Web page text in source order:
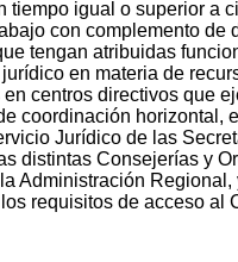
tiempo igual o superior a
con complemento de
tengan atribuidas
en materia de
centros directivos que
coordinación horizontal,
Jurídico de las
distintas Consejerías y
Administración Regional,
requisitos de acceso al